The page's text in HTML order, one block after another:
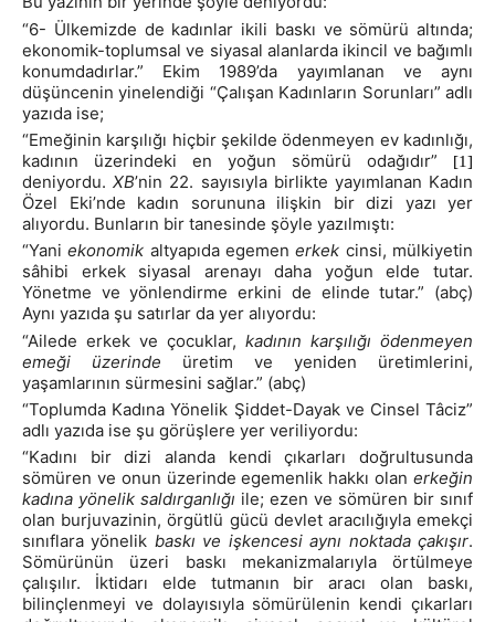
“6- Ülkemizde de kadınlar ikili baskı ve sömürü altında;
ekonomik-toplumsal ve siyasal alanlarda ikincil ve bağımlı
konumdadırlar.” Ekim 1989’da yayımlanan ve aynı
düşüncenin yinelendiği “Çalışan Kadınların Sorunları” adlı
yazıda ise;
“Emeğinin karşılığı hiçbir şekilde ödenmeyen ev kadınlığı,
kadının üzerindeki en yoğun sömürü odağıdır”
[1]
deniyordu.XB’nin 22. sayısıyla birlikte yayımlanan Kadın
Özel Eki’nde kadın sorununa ilişkin bir dizi yazı yer
alıyordu. Bunların bir tanesinde şöyle yazılmıştı:
“Yaniekonomik altyapıda egemenerkek cinsi, mülkiyetin
sâhibi erkek siyasal arenayı daha yoğun elde tutar.
Yönetme ve yönlendirme erkini de elinde tutar.” (abç)
Aynı yazıda şu satırlar da yer alıyordu:
“Ailede erkek ve çocuklar, kadının karşılığı ödenmeyen
emeği üzerinde üretim ve yeniden üretimlerini,
yaşamlarının sürmesini sağlar.” (abç)
“Toplumda Kadına Yönelik Şiddet-Dayak ve Cinsel Tâciz”
adlı yazıda ise şu görüşlere yer veriliyordu:
“Kadını bir dizi alanda kendi çıkarları doğrultusunda
sömüren ve onun üzerinde egemenlik hakkı olan erkeğin
kadına yönelik saldırganlığı ile; ezen ve sömüren bir sınıf
olan burjuvazinin, örgütlü gücü devlet aracılığıyla emekçi
sınıflara yönelik baskı ve işkencesi aynı noktada çakışır.
Sömürünün üzeri baskı mekanizmalarıyla örtülmeye
çalışılır. İktidarı elde tutmanın bir aracı olan baskı,
bilinçlenmeyi ve dolayısıyla sömürülenin kendi çıkarları